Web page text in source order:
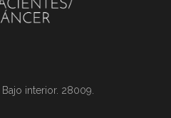
interior. 28009.